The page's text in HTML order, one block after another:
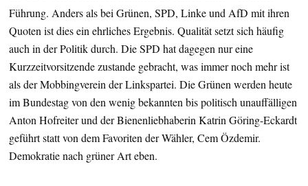
Führung. Anders als bei Grünen, SPD, Linke und AfD mit ihren
Quoten ist dies ein ehrliches Ergebnis. Qualität setzt sich häufig
auch in der Politik durch. Die SPD hat dagegen nur eine
Kurzzeitvorsitzende zustande gebracht, was immer noch mehr ist
als der Mobbingverein der Linkspartei. Die Grünen werden heute
im Bundestag von den wenig bekannten bis politisch unauffälligen
Anton Hofreiter und der Bienenliebhaberin Katrin Göring-Eckardt
geführt statt von dem Favoriten der Wähler, Cem Özdemir.
Demokratie nach grüner Art eben.